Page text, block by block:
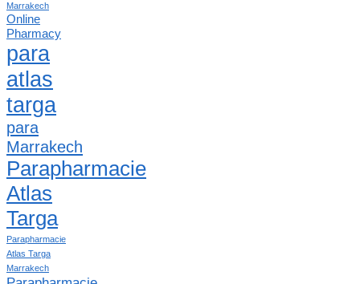
Marrakech
Online
Pharmacy
para
atlas
targa
para
Marrakech
Parapharmacie
Atlas
Targa
Parapharmacie
Atlas Targa
Marrakech